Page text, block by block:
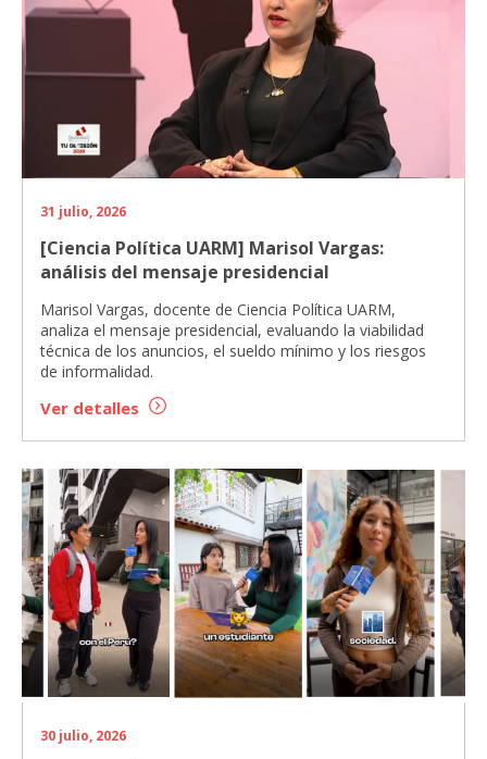
31 julio, 2026
[Ciencia Política UARM] Marisol Vargas:
análisis del mensaje presidencial
Marisol Vargas, docente de Ciencia Política UARM,
analiza el mensaje presidencial, evaluando la viabilidad
técnica de los anuncios, el sueldo mínimo y los riesgos
de informalidad.
Ver detalles
30 julio, 2026